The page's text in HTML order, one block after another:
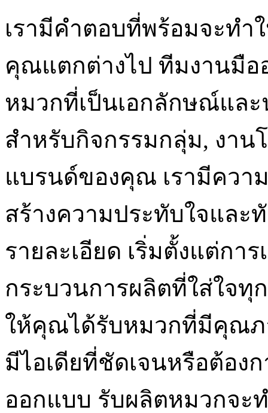
เรามีคำตอบที่พร้อมจะทำ
คุณแตกต่างไป ทีมงานมือ
หมวกที่เป็นเอกลักษณ์แล
สำหรับกิจกรรมกลุ่ม, งาน
แบรนด์ของคุณ เรามีควา
สร้างความประทับใจแล
รายละเอียด เริ่มตั้งแต่กา
กระบวนการผลิตที่ใส่ใจทุ
ให้คุณได้รับหมวกที่มีคุณ
มีไอเดียที่ชัดเจนหรือต้อง
ออกแบบ รับผลิตหมวกจะ